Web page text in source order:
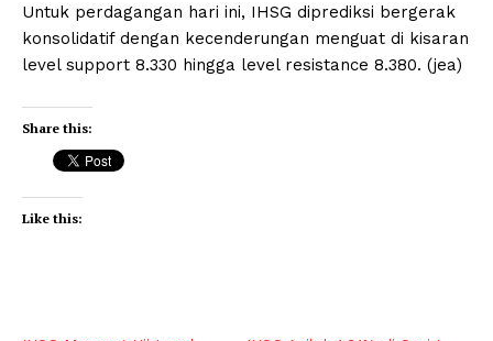
Untuk perdagangan hari ini, IHSG diprediksi bergerak
konsolidatif dengan kecenderungan menguat di kisaran
level support 8.330 hingga level resistance 8.380. (jea)
Share this:
Like this: